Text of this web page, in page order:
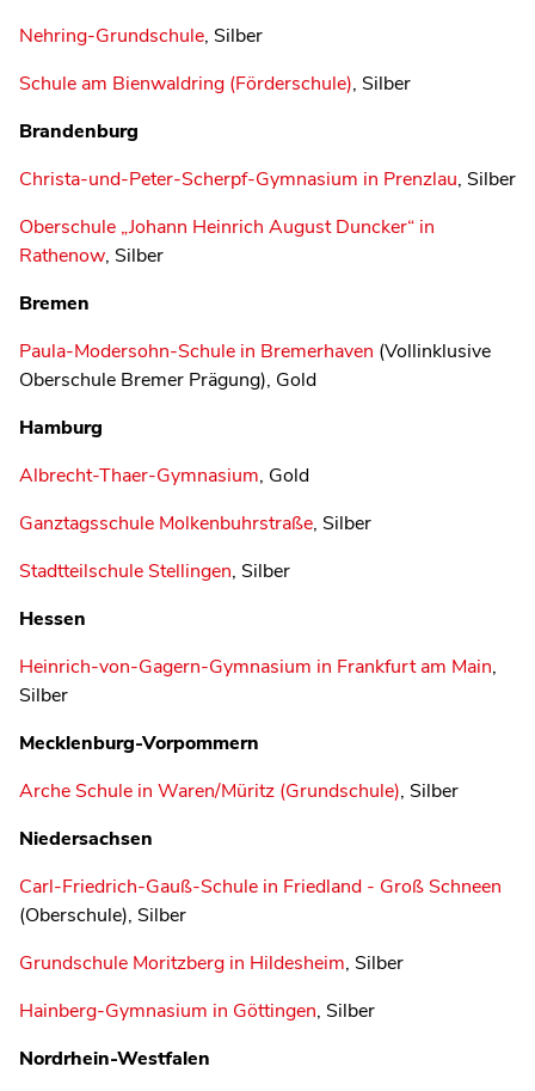
Nehring-Grundschule, Silber
Schule am Bienwaldring (Förderschule), Silber
Brandenburg
Christa-und-Peter-Scherpf-Gymnasium in Prenzlau, Silber
Oberschule „Johann Heinrich August Duncker“ in
Rathenow, Silber
Bremen
Paula-Modersohn-Schule in Bremerhaven (Vollinklusive
Oberschule Bremer Prägung), Gold
Hamburg
Albrecht-Thaer-Gymnasium, Gold
Ganztagsschule Molkenbuhrstraße, Silber
Stadtteilschule Stellingen, Silber
Hessen
Heinrich-von-Gagern-Gymnasium in Frankfurt am Main,
Silber
Mecklenburg-Vorpommern
Arche Schule in Waren/Müritz (Grundschule), Silber
Niedersachsen
Carl-Friedrich-Gauß-Schule in Friedland - Groß Schneen
(Oberschule), Silber
Grundschule Moritzberg in Hildesheim, Silber
Hainberg-Gymnasium in Göttingen, Silber
Nordrhein-Westfalen